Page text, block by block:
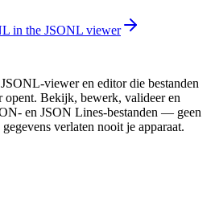
in the JSONL viewer
viewer en editor die bestanden
Bekijk, bewerk, valideer en
en JSON Lines-bestanden — geen
verlaten nooit je apparaat.